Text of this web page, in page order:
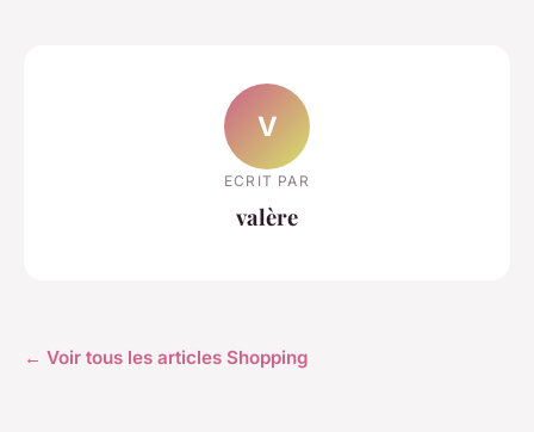
V
ECRIT PAR
valère
← Voir tous les articles Shopping